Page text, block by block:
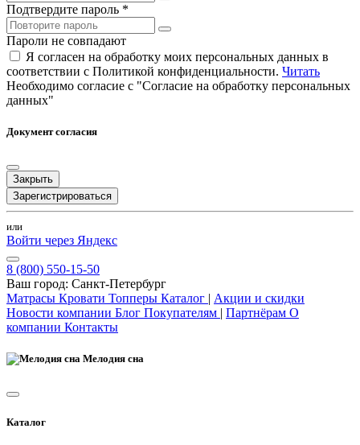
Подтвердите пароль *
Пароли не совпадают
Я согласен на обработку моих персональных данных в
соответствии с Политикой конфиденциальности. Читать
Необходимо согласие с "Согласие на обработку персональных
данных"
Документ согласия
Закрыть
Зарегистрироваться
или
Войти через Яндекс
8 (800) 550-15-50
Ваш город: Санкт-Петербург
Матрасы Кровати Топперы Каталог | Акции и скидки
Новости компании Блог Покупателям | Партнёрам О
компании Контакты
Мелодия сна
Каталог